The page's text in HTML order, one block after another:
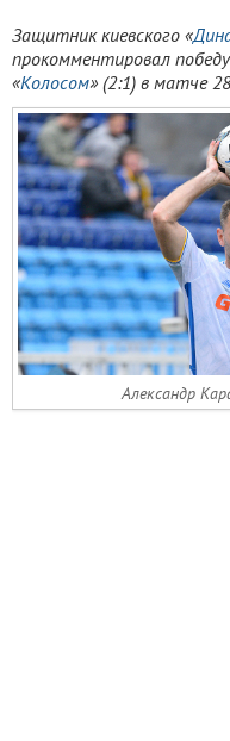
Защитник киевского «
прокомментировал
«Колосом» (2:1) в матче
Александр